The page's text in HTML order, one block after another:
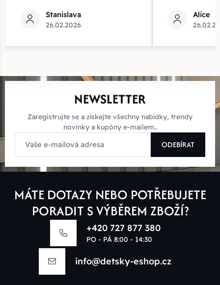
Stanislava
26.02.2026
Alice
NEWSLETTER
Zaregistrujte se a získejte všechny nabídky, trendy
novinky a kupóny e-mailem..
ODEBÍRAT
MÁTE DOTAZY NEBO POTŘEBUJETE
PORADIT S VÝBĚREM ZBOŽÍ?
+420 727 877 380
PO - PÁ 8:00 - 14:30
info@detsky-eshop.cz